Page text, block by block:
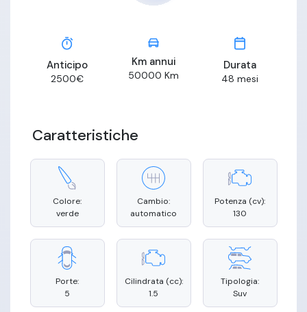
Anticipo
2500€
Km annui
50000 Km
Durata
48 mesi
Caratteristiche
Colore:
verde
Cambio:
automatico
Potenza (cv):
130
Porte:
5
Cilindrata (cc):
1.5
Tipologia:
Suv